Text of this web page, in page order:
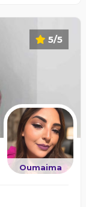
5/5
Oumaima